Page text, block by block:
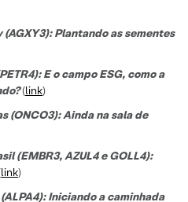
Plantando as sementes
E o campo ESG, como a
(link)
(ONCO3): Ainda na sala de
(EMBR3, AZUL4 e GOLL4):
link)
Iniciando a caminhada